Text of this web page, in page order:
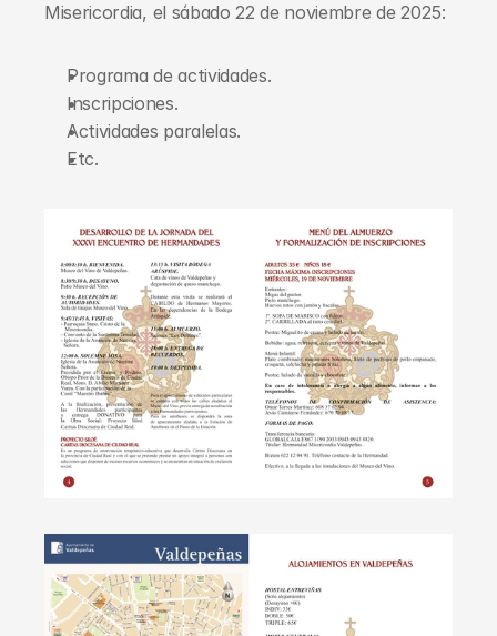
Misericordia, el sábado 22 de noviembre de 2025:
Programa de actividades.
Inscripciones.
Actividades paralelas.
Etc.